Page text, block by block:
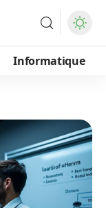
Informatique